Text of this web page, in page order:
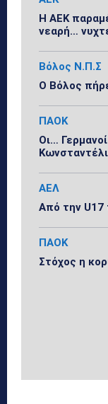
Η ΑΕΚ
νεαρή…
Βόλος Ν.Π.Σ
Ο Βόλος
ΠΑΟΚ
Οι…
ΑΕΛ
Από την U17
ΠΑΟΚ
Στόχος η